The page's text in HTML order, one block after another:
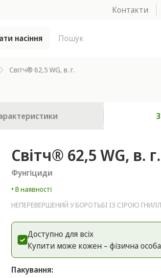
Контакти
насіння
Світч® 62,5 WG, в. г.
Світч® 62,5 WG, в. г.
Фунгіциди
• В наявності
НЕПЕРЕВЕРШЕНИЙ У БОРОТЬБІ ІЗ СІРОЮ
Доступно для всіх
Купити може кожен – фізична
Пакування: